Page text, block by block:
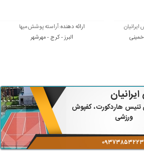
خمینی
ارائه دهنده:آراسته پوشش میها
البرز - کرج - مهرشهر
هاردکورت، کفپوش
ورزشی
۰۹۳۷۳۸۵۳۲۲۳